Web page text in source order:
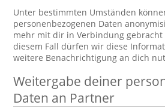
Unter bestimmten Umständen
personenbezogenen Daten
mehr mit dir in Verbindung gebracht
diesem Fall dürfen wir diese
weitere Benachrichtigung an dich
Weitergabe deiner
Daten an Partner